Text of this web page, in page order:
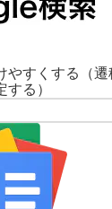
やすくする
（
る）